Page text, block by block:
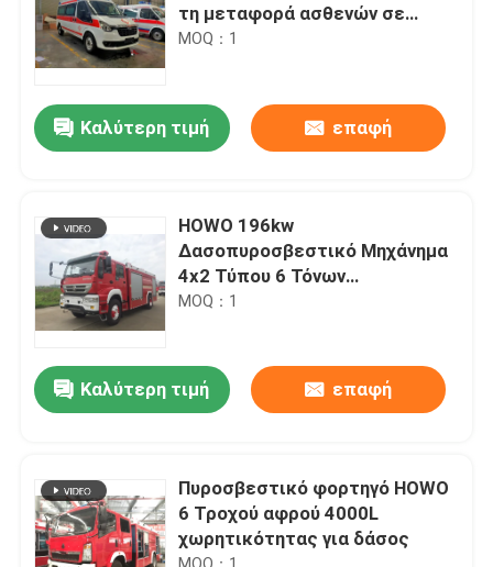
τη μεταφορά ασθενών σε
νοσοκομείο
MOQ：1
Καλύτερη τιμή επαφή
HOWO 196kw
Δασοπυροσβεστικό Μηχάνημα
4x2 Τύπου 6 Τόνων
Χωρητικότητα Αφρού με Διπλή
MOQ：1
Καλύτερη τιμή επαφή
Πυροσβεστικό φορτηγό HOWO
6 Τροχού αφρού 4000L
χωρητικότητας για δάσος
MOQ：1